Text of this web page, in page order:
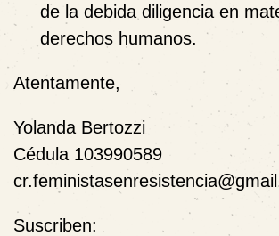
de la debida diligencia en
derechos humanos.
Atentamente,
Yolanda Bertozzi
Cédula 103990589
Suscriben: